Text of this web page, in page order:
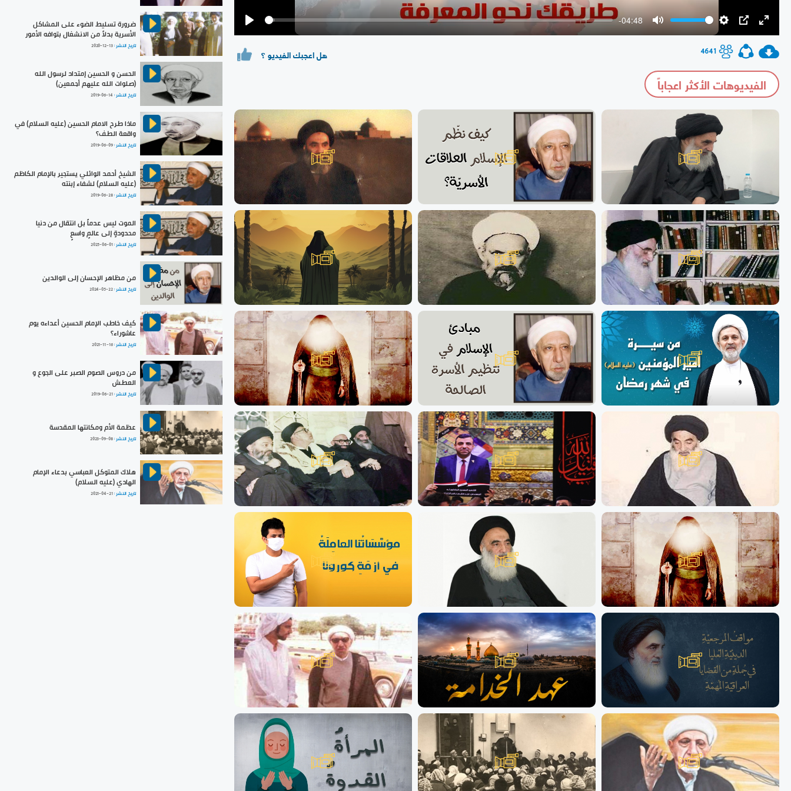
-04:48
Mute
4641 هل اعجبك الفيديو ؟
الفيديوهات الأكثر اعجاباً
ضرورة تسليط الضوء على المشاكل
الأسرية بدلاً من الانشغال بتوافه الأمور
تاريخ النشر :2020-12-13
الحسن و الحسين إمتداد لرسول الله
(صلوات الله عليهم أجمعين)
تاريخ النشر : 2019-06-14
ماذا طرح الامام الحسين (عليه السلام) في
واقعة الطف؟
تاريخ النشر :2019-06-09
الشيخ أحمد الوائلي يستجير بالإمام الكاظم
(عليه السلام) لشفاء إبنته
تاريخ النشر :2019-06-28
الموت ليس عدماً بل انتقال من دنيا
محدودةٍ إلى عالمٍ واسعٍ
تاريخ النشر :2025-06-01
من مظاهر الإحسان إلى الوالدين
تاريخ النشر :2024-05-22
كيف خاطب الإمام الحسين أعداءه يوم
عاشوراء؟
تاريخ النشر :2021-11-16
من دروس الصوم الصبر على الجوع و
العطش
تاريخ النشر :2019-06-21
عظمة الأم ومكانتها المقدسة
تاريخ النشر :2023-09-08
هلاك المتوكل العباسي بدعاء الإمام
الهادي (عليه السلام)
تاريخ النشر :2021-04-21